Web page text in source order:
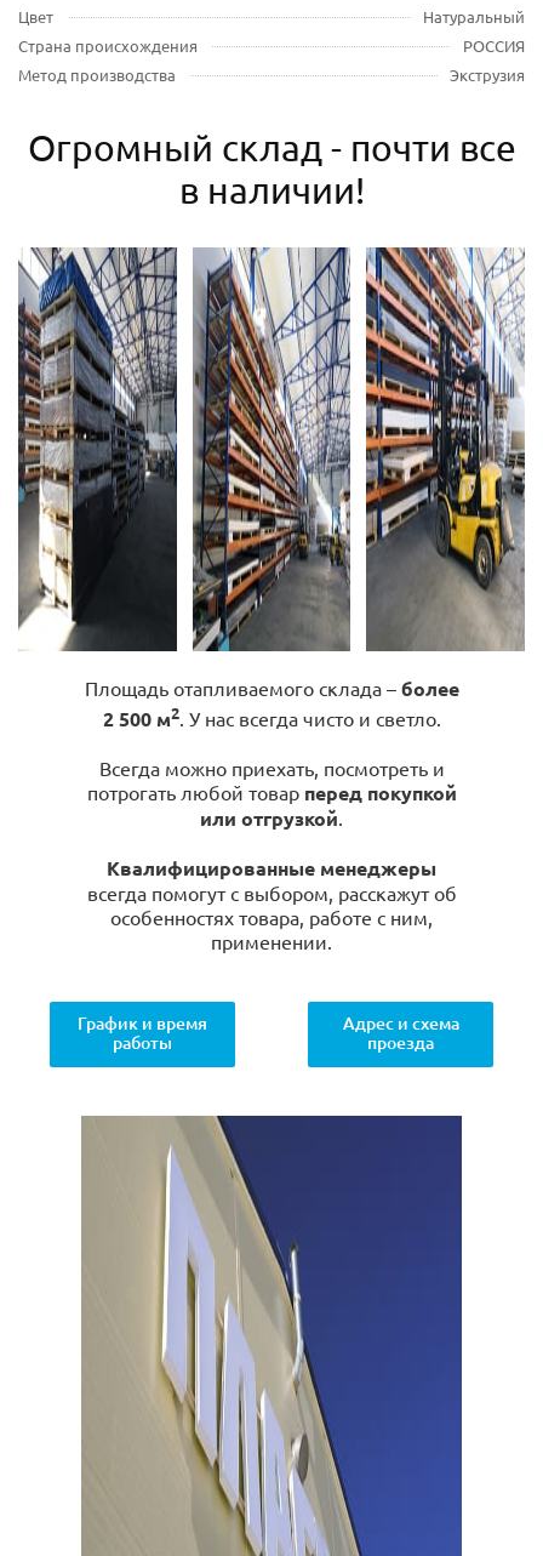
Цвет
Натуральный
Страна происхождения
РОССИЯ
Метод производства
Экструзия
Огромный склад - почти все
в наличии!
Площадь отапливаемого склада – более
2 500 м2. У нас всегда чисто и светло.
Всегда можно приехать, посмотреть и
потрогать любой товар перед покупкой
или отгрузкой.
Квалифицированные менеджеры
всегда помогут с выбором, расскажут об
особенностях товара, работе с ним,
применении.
График и время
работы
Адрес и схема
проезда